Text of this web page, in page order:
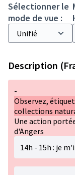
Sélectionner le
mode de vue :
Description
-
Observez,
collections
Une action
d'Angers
14h - 15h : je